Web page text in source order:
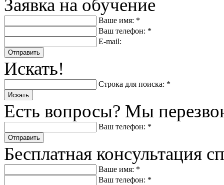
Заявка на обучение
Ваше имя: *
Ваш телефон: *
E-mail:
Отправить
Искать!
Строка для поиска: *
Искать
Есть вопросы? Мы
Ваш телефон: *
Отправить
Бесплатная консультация
Ваше имя: *
Ваш телефон: *